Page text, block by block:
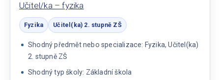
F,
M
Učitel/ka – fyzika
Fyzika Učitel(ka) 2. stupně ZŠ
Shodný předmět nebo specializace: Fyzika, Učitel(ka)
2. stupně ZŠ
Shodný typ školy: Základní škola